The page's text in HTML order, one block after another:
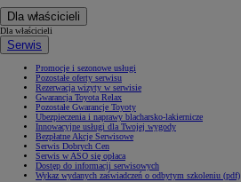
Dla właścicieli
Dla właścicieli
Serwis
Promocje i sezonowe usługi
Pozostałe oferty serwisu
Rezerwacja wizyty w serwisie
Gwarancja Toyota Relax
Pozostałe Gwarancje Toyoty
Ubezpieczenia i naprawy blacharsko-lakiernicze
Innowacyjne usługi dla Twojej wygody
Bezpłatne Akcje Serwisowe
Serwis Dobrych Cen
Serwis w ASO się opłaca
Dostęp do informacji serwisowych
Wykaz wydanych zaświadczeń o odbytym szkoleniu (pdf)